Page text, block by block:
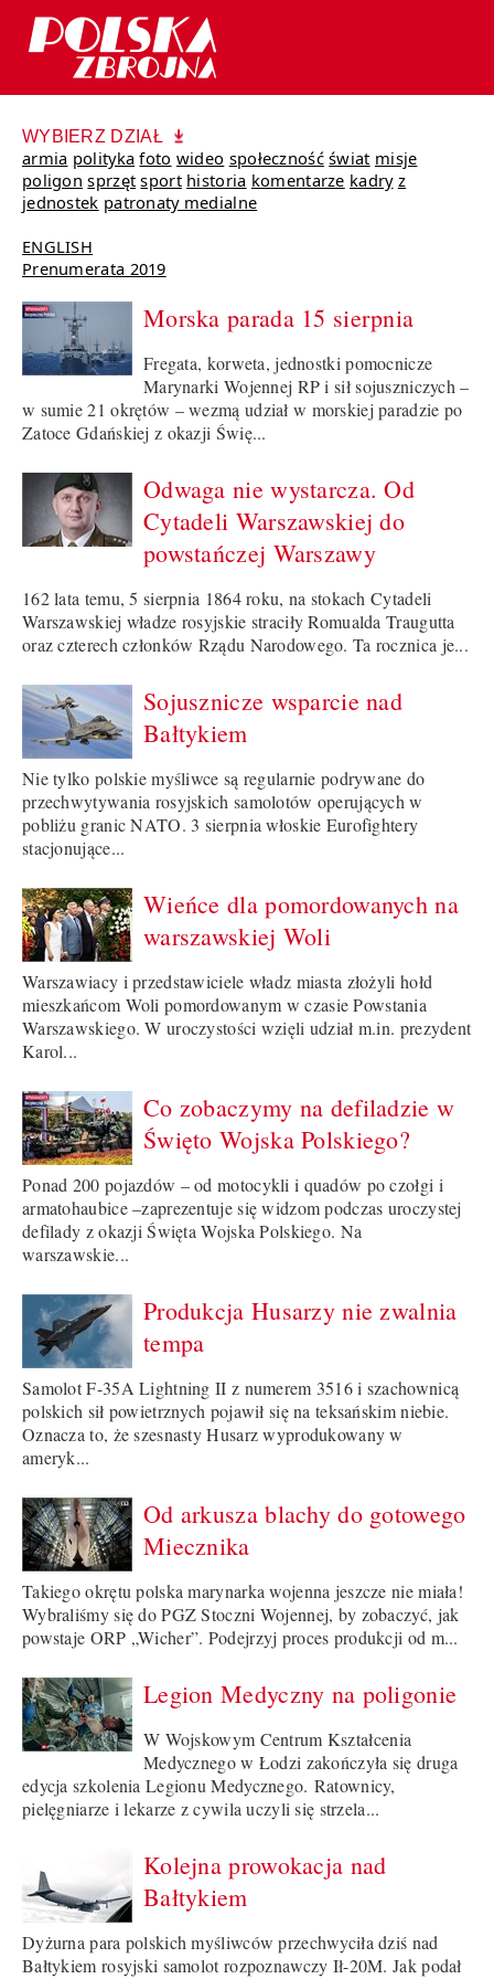
WYBIERZ DZIAŁ
armia polityka foto wideo społeczność świat misje
poligon sprzęt sport historia komentarze kadry z
jednostek patronaty medialne
ENGLISH
Prenumerata 2019
Morska parada 15 sierpnia
Fregata, korweta, jednostki pomocnicze
Marynarki Wojennej RP i sił sojuszniczych –
w sumie 21 okrętów – wezmą udział w morskiej paradzie po
Zatoce Gdańskiej z okazji Świę...
Odwaga nie wystarcza. Od
Cytadeli Warszawskiej do
powstańczej Warszawy
162 lata temu, 5 sierpnia 1864 roku, na stokach Cytadeli
Warszawskiej władze rosyjskie straciły Romualda Traugutta
oraz czterech członków Rządu Narodowego. Ta rocznica je...
Sojusznicze wsparcie nad
Bałtykiem
Nie tylko polskie myśliwce są regularnie podrywane do
przechwytywania rosyjskich samolotów operujących w
pobliżu granic NATO. 3 sierpnia włoskie Eurofightery
stacjonujące...
Wieńce dla pomordowanych na
warszawskiej Woli
Warszawiacy i przedstawiciele władz miasta złożyli hołd
mieszkańcom Woli pomordowanym w czasie Powstania
Warszawskiego. W uroczystości wzięli udział m.in. prezydent
Karol...
Co zobaczymy na defiladzie w
Święto Wojska Polskiego?
Ponad 200 pojazdów – od motocykli i quadów po czołgi i
armatohaubice –zaprezentuje się widzom podczas uroczystej
defilady z okazji Święta Wojska Polskiego. Na
warszawskie...
Produkcja Husarzy nie zwalnia
tempa
Samolot F-35A Lightning II z numerem 3516 i szachownicą
polskich sił powietrznych pojawił się na teksańskim niebie.
Oznacza to, że szesnasty Husarz wyprodukowany w
ameryk...
Od arkusza blachy do gotowego
Miecznika
Takiego okrętu polska marynarka wojenna jeszcze nie miała!
Wybraliśmy się do PGZ Stoczni Wojennej, by zobaczyć, jak
powstaje ORP „Wicher”. Podejrzyj proces produkcji od m...
Legion Medyczny na poligonie
W Wojskowym Centrum Kształcenia
Medycznego w Łodzi zakończyła się druga
edycja szkolenia Legionu Medycznego. Ratownicy,
pielęgniarze i lekarze z cywila uczyli się strzela...
Kolejna prowokacja nad
Bałtykiem
Dyżurna para polskich myśliwców przechwyciła dziś nad
Bałtykiem rosyjski samolot rozpoznawczy Ił-20M. Jak podał